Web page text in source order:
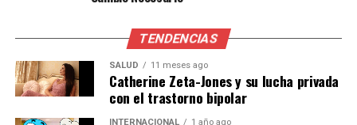
omisión de rechazar una
aportación prohibida al no
acreditarse un vínculo
entre su candidatura y las
publicaciones materia de la
TENDENCIAS
SALUD 11 meses ago
Catherine Zeta-Jones y su lucha privada
con el trastorno bipolar
INTERNACIONAL 1 año ago